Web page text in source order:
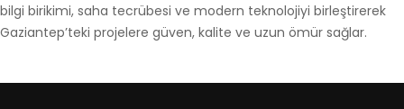
bilgi birikimi, saha tecrübesi ve modern teknolojiyi birleştirerek
Gaziantep’teki projelere güven, kalite ve uzun ömür sağlar.